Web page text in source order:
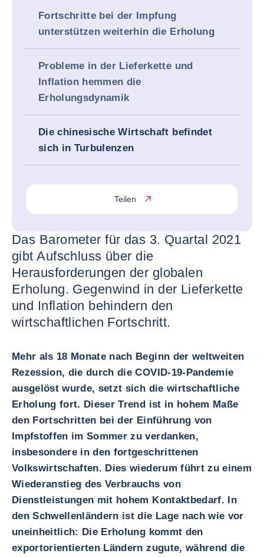
Fortschritte bei der Impfung
unterstützen weiterhin die Erholung
Probleme in der Lieferkette und
Inflation hemmen die
Erholungsdynamik
Die chinesische Wirtschaft befindet
sich in Turbulenzen
Teilen
Das Barometer für das 3. Quartal 2021
gibt Aufschluss über die
Herausforderungen der globalen
Erholung. Gegenwind in der Lieferkette
und Inflation behindern den
wirtschaftlichen Fortschritt.
Mehr als 18 Monate nach Beginn der weltweiten
Rezession, die durch die COVID-19-Pandemie
ausgelöst wurde, setzt sich die wirtschaftliche
Erholung fort. Dieser Trend ist in hohem Maße
den Fortschritten bei der Einführung von
Impfstoffen im Sommer zu verdanken,
insbesondere in den fortgeschrittenen
Volkswirtschaften. Dies wiederum führt zu einem
Wiederanstieg des Verbrauchs von
Dienstleistungen mit hohem Kontaktbedarf. In
den Schwellenländern ist die Lage nach wie vor
uneinheitlich: Die Erholung kommt den
exportorientierten Ländern zugute, während die